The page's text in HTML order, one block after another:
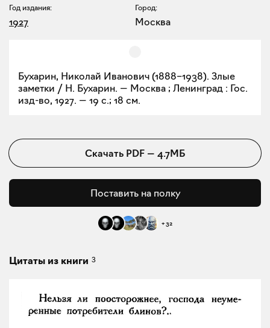
Год издания:
1927
Город:
Москва
Бухарин, Николай Иванович (1888–1938). Злые
заметки / Н. Бухарин. — Москва ; Ленинград : Гос.
изд-во, 1927. — 19 с.; 18 см.
Скачать PDF — 4.7МБ
Поставить на полку
+32
Цитаты из книги 3